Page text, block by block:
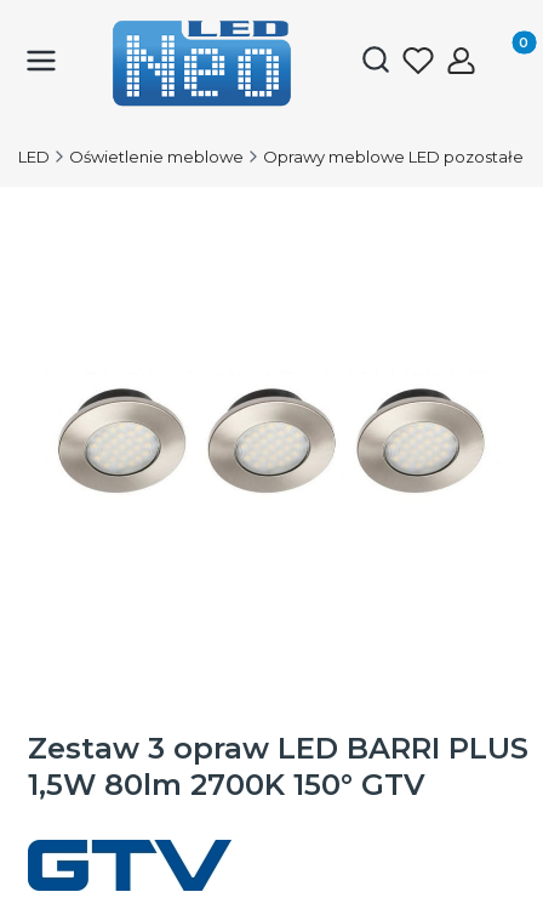
Otwórz
LED Oświetlenie meblowe Oprawy meblowe LED pozostałe
Zestaw 3 opraw LED BARRI PLUS
1,5W 80lm 2700K 150° GTV